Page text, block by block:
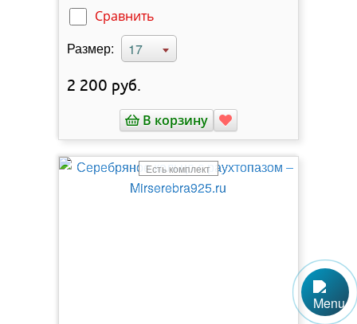
Сравнить
Размер: 17
2 200 руб.
В корзину
Есть комплект